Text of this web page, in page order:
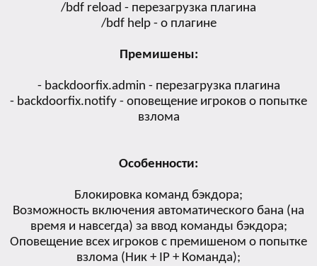
/bdf reload - перезагрузка плагина
/bdf help - о плагине
Премишены:
- backdoorfix.admin - перезагрузка плагина
- backdoorfix.notify - оповещение игроков о попытке
взлома
Особенности:
Блокировка команд бэкдора;
Возможность включения автоматического бана (на
время и навсегда) за ввод команды бэкдора;
Оповещение всех игроков с премишеном о попытке
взлома (Ник + IP + Команда);